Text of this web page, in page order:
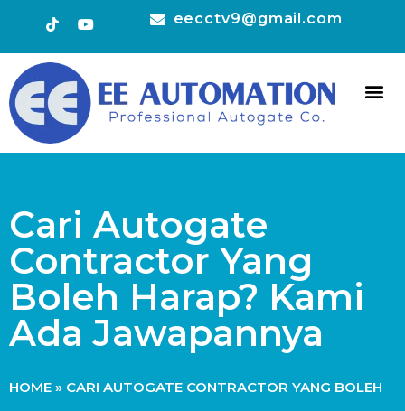
eecctv9@gmail.com
Cari Autogate
Contractor Yang
Boleh Harap? Kami
Ada Jawapannya
HOME » CARI AUTOGATE CONTRACTOR YANG BOLEH